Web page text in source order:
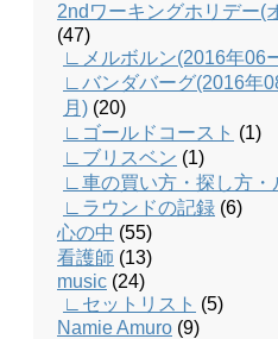
2ndワーキングホリデー(
(47)
∟メルボルン(2016年06
∟バンダバーグ(2016年
月) (20)
∟ゴールドコースト (1)
∟ブリスベン (1)
∟車の買い方・探し方・
∟ラウンドの記録 (6)
心の中 (55)
看護師 (13)
music (24)
∟セットリスト (5)
Namie Amuro (9)